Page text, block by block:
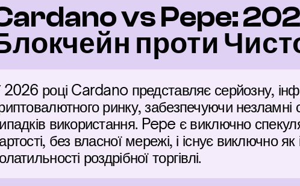
vs Pepe:
проти
році Cardano представляє серйозну,
ринку, забезпечуючи
використання. Pepe є виключно
без власної мережі, і існує виключно
роздрібної торгівлі.